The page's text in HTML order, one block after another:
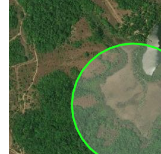
Terras
indígenas
(FUNAI)
UC Federal
UC Estaduais
UC
Municipais
Hidrografia
1:1.000.000
(ANA)